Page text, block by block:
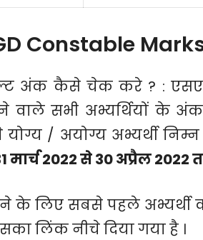
Constable
अंक कैसे चेक करे ? :
वाले सभी अभ्यर्थियों के
योग्य / अयोग्य अभ्यर्थी
मार्च 2022 से 30 अप्रैल 2022
के लिए सबसे पहले
लिंक नीचे दिया गया है ।